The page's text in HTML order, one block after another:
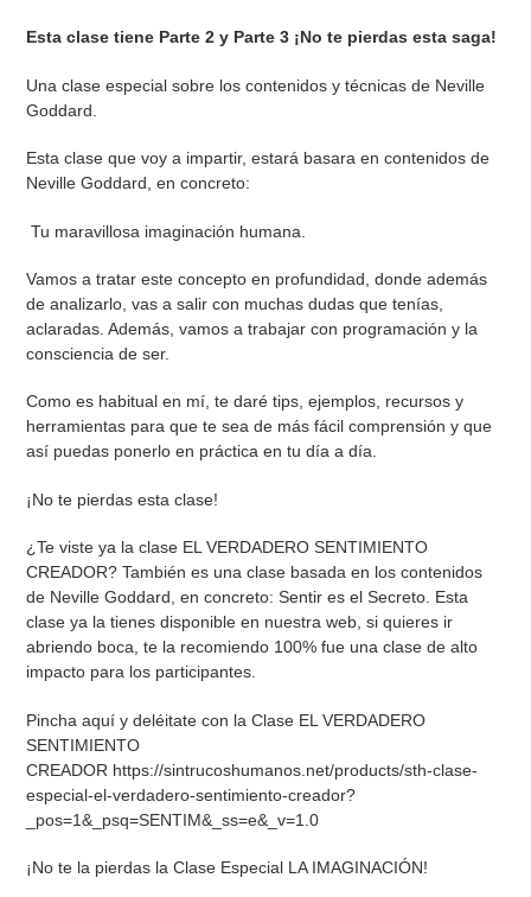
tu
Esta clase tiene Parte 2 y Parte 3 ¡No te pierdas esta saga!
Una clase especial sobre los contenidos y técnicas de Neville
Goddard.
Esta clase que voy a impartir, estará basara en contenidos de
Neville Goddard, en concreto:
Tu maravillosa imaginación humana.
Vamos a tratar este concepto en profundidad, donde además
de analizarlo, vas a salir con muchas dudas que tenías,
aclaradas. Además, vamos a trabajar con programación y la
consciencia de ser.
Como es habitual en mí, te daré tips, ejemplos, recursos y
herramientas para que te sea de más fácil comprensión y que
así puedas ponerlo en práctica en tu día a día.
¡No te pierdas esta clase!
¿Te viste ya la clase EL VERDADERO SENTIMIENTO
CREADOR? También es una clase basada en los contenidos
de Neville Goddard, en concreto: Sentir es el Secreto. Esta
clase ya la tienes disponible en nuestra web, si quieres ir
abriendo boca, te la recomiendo 100% fue una clase de alto
impacto para los participantes.
Pincha aquí y deléitate con la Clase EL VERDADERO
SENTIMIENTO
CREADOR https://sintrucoshumanos.net/products/sth-clase-
especial-el-verdadero-sentimiento-creador?
_pos=1&_psq=SENTIM&_ss=e&_v=1.0
¡No te la pierdas la Clase Especial LA IMAGINACIÓN!